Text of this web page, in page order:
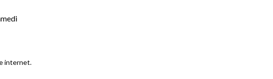
internet.